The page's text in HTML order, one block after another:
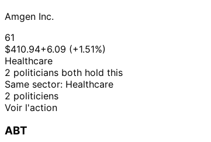
Amgen Inc.
61
$410.94+6.09 (+1.51%)
Healthcare
2 politicians both hold this
Same sector: Healthcare
2 politiciens
Voir l'action
ABT